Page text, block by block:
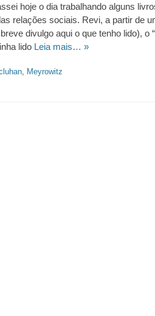
hoje o dia trabalhando alguns
relações sociais. Revi, a partir de
divulgo aqui o que tenho lido), o
lido Leia mais… »
, Meyrowitz